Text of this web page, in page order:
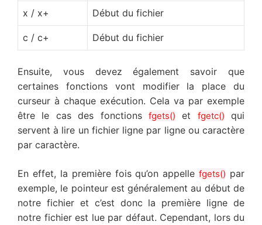
x / x+ Début du fichier
c / c+ Début du fichier
Ensuite, vous devez également savoir que
certaines fonctions vont modifier la place du
curseur à chaque exécution. Cela va par exemple
être le cas des fonctions fgets() et fgetc() qui
servent à lire un fichier ligne par ligne ou caractère
par caractère.
En effet, la première fois qu’on appellefgets() par
exemple, le pointeur est généralement au début de
notre fichier et c’est donc la première ligne de
notre fichier est lue par défaut. Cependant, lors du